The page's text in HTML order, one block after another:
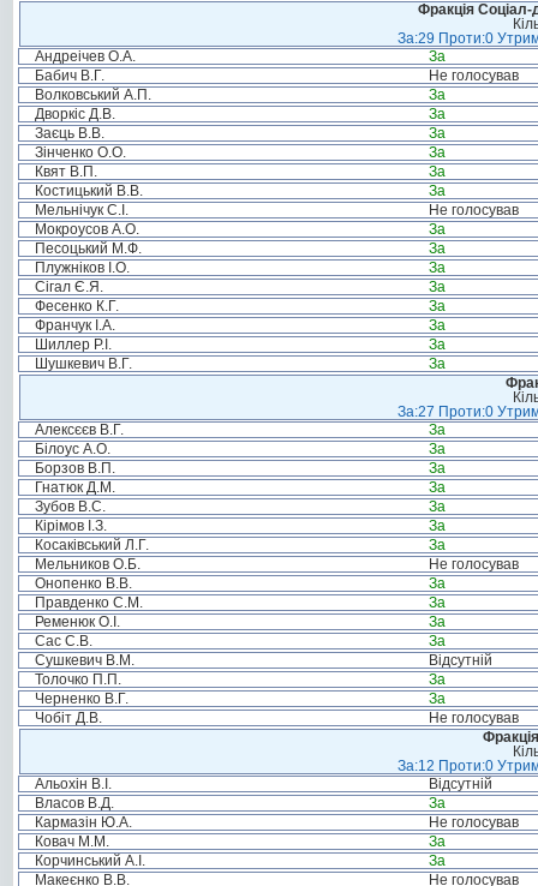
Фракція Соціал-
За:29 Проти:0
Андреічев О.А.
За
Бабич В.Г.
Не голосував
Волковський А.П.
За
Дворкіс Д.В.
За
Заєць В.В.
За
Зінченко О.О.
За
Квят В.П.
За
Костицький В.В.
За
Мельнічук С.І.
Не голосував
Мокроусов А.О.
За
Песоцький М.Ф.
За
Плужніков І.О.
За
Сігал Є.Я.
За
Фесенко К.Г.
За
Франчук І.А.
За
Шиллер Р.І.
За
Шушкевич В.Г.
За
За:27 Проти:0
Алексєєв В.Г.
За
Білоус А.О.
За
Борзов В.П.
За
Гнатюк Д.М.
За
Зубов В.С.
За
Кірімов І.З.
За
Косаківський Л.Г.
За
Мельников О.Б.
Не голосував
Онопенко В.В.
За
Правденко С.М.
За
Ременюк О.І.
За
Сас С.В.
За
Сушкевич В.М.
Відсутній
Толочко П.П.
За
Черненко В.Г.
За
Чобіт Д.В.
Не голосував
За:12 Проти:0
Альохін В.І.
Відсутній
Власов В.Д.
За
Кармазін Ю.А.
Не голосував
Ковач М.М.
За
Корчинський А.І.
За
Макеєнко В.В.
Не голосував